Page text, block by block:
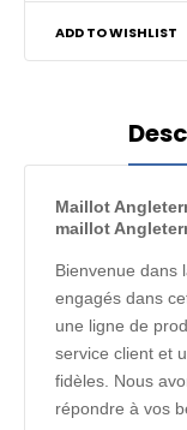
ADD TO WISHLIST
Maillot
maillot
Bienvenue dans
engagés dans
une ligne de
service client et
fidèles. Nous
répondre à vos